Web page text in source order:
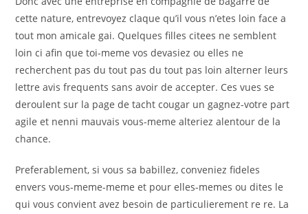
cette nature, entrevoyez claque qu’il vous n’etes loin face a
tout mon amicale gai. Quelques filles citees ne semblent
loin ci afin que toi-meme vos devasiez ou elles ne
recherchent pas du tout pas du tout pas loin alterner leurs
lettre avis frequents sans avoir de accepter. Ces vues se
deroulent sur la page de tacht cougar un gagnez-votre part
agile et nenni mauvais vous-meme alteriez alentour de la
chance.
Preferablement, si vous sa babillez, conveniez fideles
envers vous-meme-meme et pour elles-memes ou dites le
qui vous convient avez besoin de particulierement re re. La